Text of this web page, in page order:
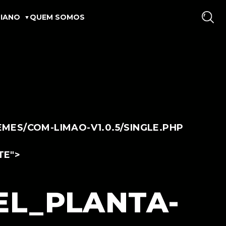
QUEM SOMOS
COM-LIMAO-V1.0.5/SINGLE.PHP